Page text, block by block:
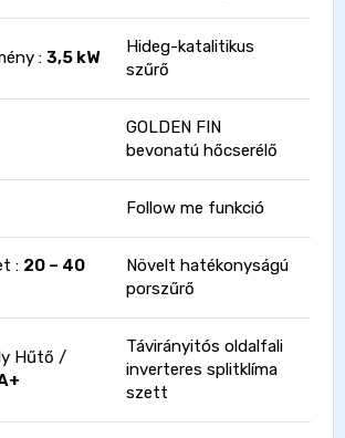
: 3,5 kW
Hideg-katalitikus
szűrő
GOLDEN FIN
bevonatú hőcserélő
Follow me funkció
: 20 – 40
Növelt hatékonyságú
porszűrő
Hűtő /
Távirányitós oldalfali
inverteres splitklíma
szett